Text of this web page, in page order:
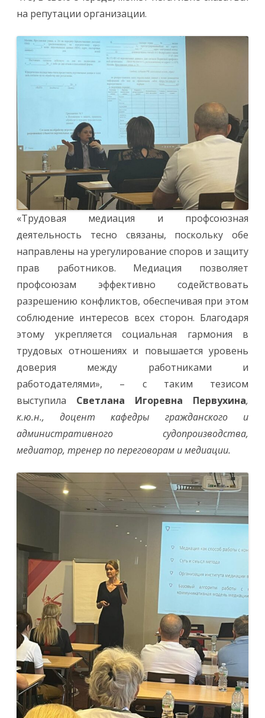
на репутации организации.
«Трудовая медиация и профсоюзная
деятельность тесно связаны, поскольку обе
направлены на урегулирование споров и защиту
прав работников. Медиация позволяет
профсоюзам эффективно содействовать
разрешению конфликтов, обеспечивая при этом
соблюдение интересов всех сторон. Благодаря
этому укрепляется социальная гармония в
трудовых отношениях и повышается уровень
доверия между работниками и
работодателями», – с таким тезисом
выступила Светлана Игоревна Первухина,
к.ю.н., доцент кафедры гражданского и
административного судопроизводства,
медиатор, тренер по переговорам и медиации.